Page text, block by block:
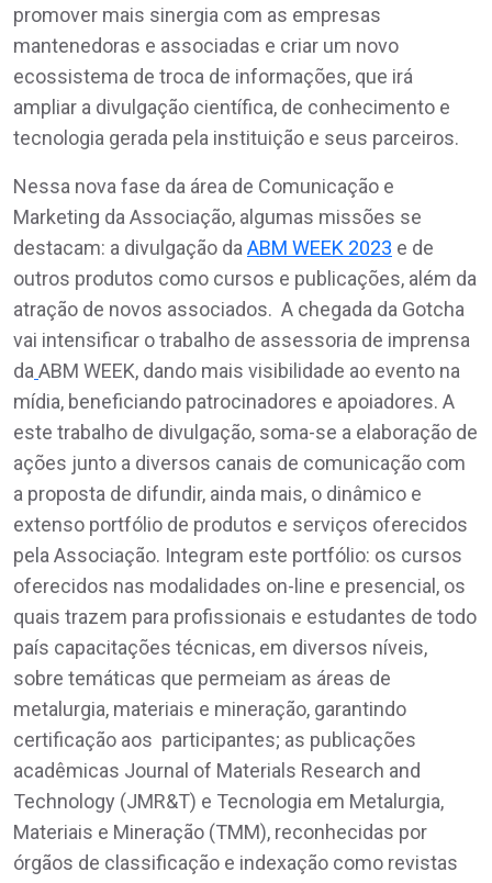
promover mais sinergia com as empresas
mantenedoras e associadas e criar um novo
ecossistema de troca de informações, que irá
ampliar a divulgação científica, de conhecimento e
tecnologia gerada pela instituição e seus parceiros.
Nessa nova fase da área de Comunicação e
Marketing da Associação, algumas missões se
destacam: a divulgação da ABM WEEK 2023 e de
outros produtos como cursos e publicações, além da
atração de novos associados. A chegada da Gotcha
vai intensificar o trabalho de assessoria de imprensa
da ABM WEEK, dando mais visibilidade ao evento na
mídia, beneficiando patrocinadores e apoiadores. A
este trabalho de divulgação, soma-se a elaboração de
ações junto a diversos canais de comunicação com
a proposta de difundir, ainda mais, o dinâmico e
extenso portfólio de produtos e serviços oferecidos
pela Associação. Integram este portfólio: os cursos
oferecidos nas modalidades on-line e presencial, os
quais trazem para profissionais e estudantes de todo
país capacitações técnicas, em diversos níveis,
sobre temáticas que permeiam as áreas de
metalurgia, materiais e mineração, garantindo
certificação aos participantes; as publicações
acadêmicas Journal of Materials Research and
Technology (JMR&T) e Tecnologia em Metalurgia,
Materiais e Mineração (TMM), reconhecidas por
órgãos de classificação e indexação como revistas